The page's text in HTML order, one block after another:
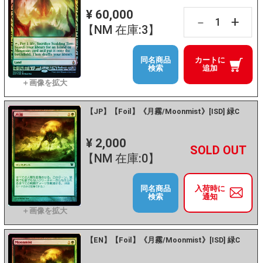
¥ 60,000
【NM 在庫:3】
－ +
カートに
追加
同名商品
検索
【JP】【Foil】《月霧/Moonmist》[ISD] 緑C
¥ 2,000
【NM 在庫:0】
－ +
入荷時に
通知
同名商品
検索
【EN】【Foil】《月霧/Moonmist》[ISD] 緑C